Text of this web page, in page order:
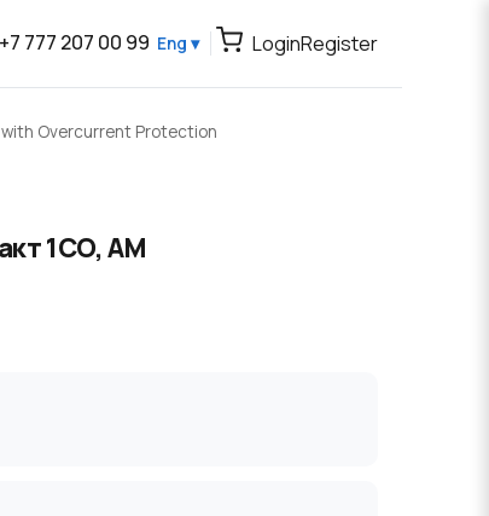
+7 777 207 00 99 Eng ▾ LoginRegister
Overcurrent Protection
1CO, AM